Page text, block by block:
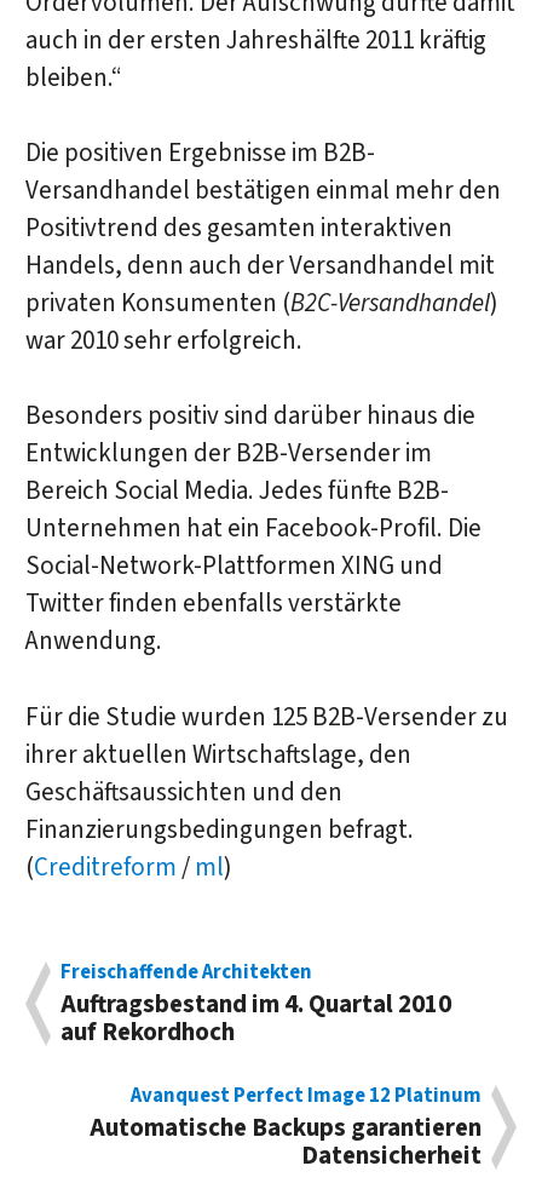
auch in der ersten Jahreshälfte 2011 kräftig
bleiben.“
Die positiven Ergebnisse im B2B-
Versandhandel bestätigen einmal mehr den
Positivtrend des gesamten interaktiven
Handels, denn auch der Versandhandel mit
privaten Konsumenten (B2C-Versandhandel)
war 2010 sehr erfolgreich.
Besonders positiv sind darüber hinaus die
Entwicklungen der B2B-Versender im
Bereich Social Media. Jedes fünfte B2B-
Unternehmen hat ein Facebook-Profil. Die
Social-Network-Plattformen XING und
Twitter finden ebenfalls verstärkte
Anwendung.
Für die Studie wurden 125 B2B-Versender zu
ihrer aktuellen Wirtschaftslage, den
Geschäftsaussichten und den
Finanzierungsbedingungen befragt.
(Creditreform / ml)
Freischaffende Architekten
Auftragsbestand im 4. Quartal 2010
auf Rekordhoch
Avanquest Perfect Image 12 Platinum
Automatische Backups garantieren
Datensicherheit